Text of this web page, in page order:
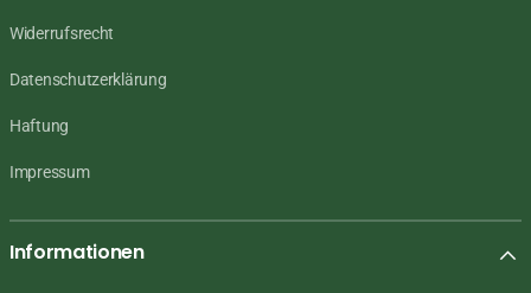
Widerrufsrecht
Datenschutzerklärung
Haftung
Impressum
Informationen